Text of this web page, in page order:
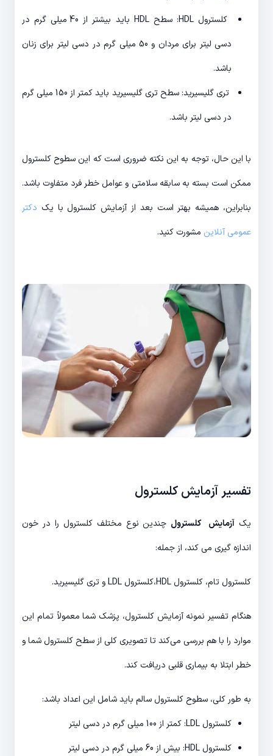
کلسترول HDL: سطح HDL باید بیشتر از 40 میلی گرم در
دسی لیتر برای مردان و 50 میلی گرم در دسی لیتر برای زنان
باشد.
تری گلیسیرید: سطح تری گلیسیرید باید کمتر از 150 میلی گرم
در دسی لیتر باشد.
با این حال، توجه به این نکته ضروری است که این سطوح کلسترول
ممکن است بسته به سابقه سلامتی و عوامل خطر فرد متفاوت باشد.
بنابراین، همیشه بهتر است بعد از آزمایش کلسترول با یک دکتر
عمومی آنلاین مشورت کنید.
تفسیر آزمایش کلسترول
یک آزمایش کلسترول چندین نوع مختلف کلسترول را در خون
اندازه گیری می کند، از جمله:
کلسترول تام، کلسترول HDL،کلسترول LDL و تری گلیسیرید.
هنگام تفسیر نمونه آزمایش کلسترول، پزشک شما معمولاً تمام این
موارد را با هم بررسی می‌کند تا تصویری کلی از سطح کلسترول شما و
خطر ابتلا به بیماری قلبی دریافت کند.
به طور کلی، سطوح کلسترول سالم باید شامل این اعداد باشد:
کلسترول LDL: کمتر از 100 میلی گرم در دسی لیتر
کلسترول HDL: بیش از 60 میلی گرم در دسی لیتر